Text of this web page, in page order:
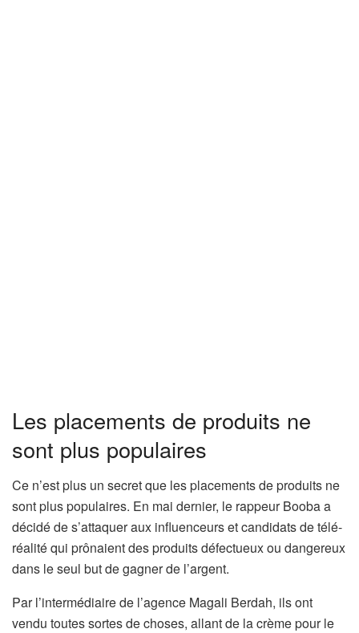
Les placements de produits ne
sont plus populaires
Ce n’est plus un secret que les placements de produits ne
sont plus populaires. En mai dernier, le rappeur Booba a
décidé de s’attaquer aux influenceurs et candidats de télé-
réalité qui prônaient des produits défectueux ou dangereux
dans le seul but de gagner de l’argent.
Par l’intermédiaire de l’agence Magali Berdah, ils ont
vendu toutes sortes de choses, allant de la crème pour le